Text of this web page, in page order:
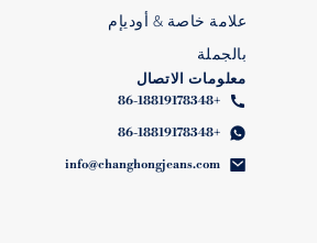
علامة خاصة & أوديإم
بالجملة
معلومات الاتصال
+86-18819178348
+86-18819178348
info@changhongjeans.com